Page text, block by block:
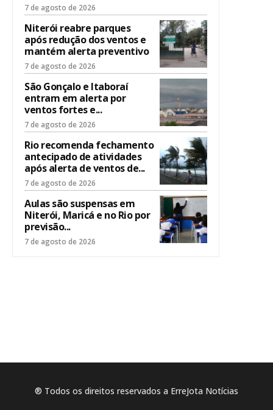
7 de agosto de 2026
Niterói reabre parques
após redução dos ventos e
mantém alerta preventivo
7 de agosto de 2026
São Gonçalo e Itaboraí
entram em alerta por
ventos fortes e...
7 de agosto de 2026
Rio recomenda fechamento
antecipado de atividades
após alerta de ventos de...
7 de agosto de 2026
Aulas são suspensas em
Niterói, Maricá e no Rio por
previsão...
7 de agosto de 2026
® Todos os direitos reservados a ErreJota Notícias